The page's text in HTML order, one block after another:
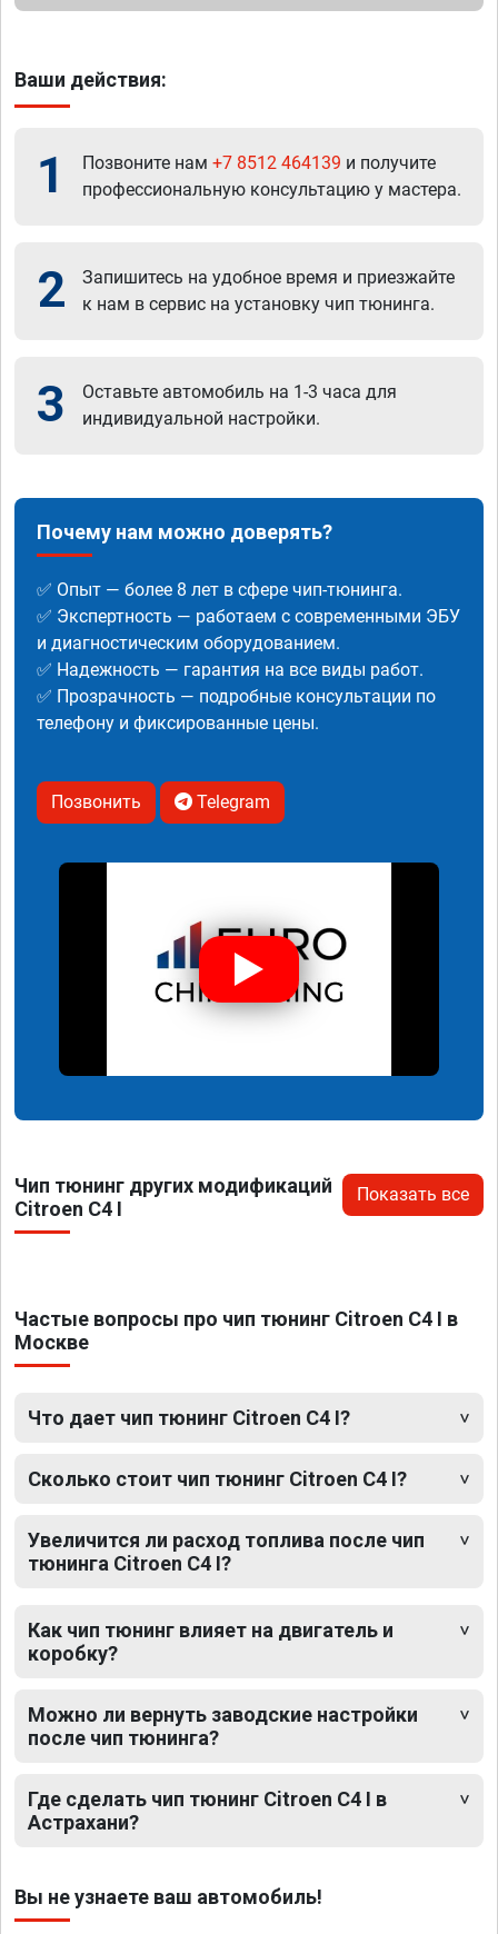
Ваши действия:
1 Позвоните нам +7 8512 464139 и получите
профессиональную консультацию у мастера.
2
Запишитесь на удобное время и приезжайте
к нам в сервис на установку чип тюнинга.
3
Оставьте автомобиль на 1-3 часа для
индивидуальной настройки.
Почему нам можно доверять?
✅ Опыт — более 8 лет в сфере чип-тюнинга.
✅ Экспертность — работаем с современными ЭБУ
и диагностическим оборудованием.
✅ Надежность — гарантия на все виды работ.
✅ Прозрачность — подробные консультации по
телефону и фиксированные цены.
Позвонить Telegram
Чип тюнинг других модификаций
Citroen C4 I
Показать все
Частые вопросы про чип тюнинг Citroen C4 I в
Москве
Что дает чип тюнинг Citroen C4 I?
Сколько стоит чип тюнинг Citroen C4 I?
Увеличится ли расход топлива после чип
тюнинга Citroen C4 I?
Как чип тюнинг влияет на двигатель и
коробку?
Можно ли вернуть заводские настройки
после чип тюнинга?
Где сделать чип тюнинг Citroen C4 I в
Астрахани?
Вы не узнаете ваш автомобиль!